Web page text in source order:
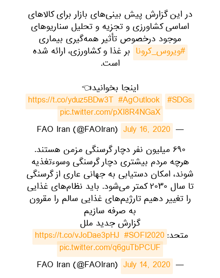
در این گزارش پیش بینی‌های بازار برای کالاهای
اساسی کشاورزی و تجزیه و تحلیل سناریو‌های
موجود درخصوص تأثیر همه‌گیری بیماری
#ویروس_کرونا بر غذا و کشاورزی، ارائه شده
است.
اینجا بخوانید👈
https://t.co/yduz5BDw3T #AgOutlook #SDGs
pic.twitter.com/pXI8R4NGaX
— FAO Iran (@FAOIran)
July 16, 2020
۶۹۰ میلیون نفر دچار گرسنگی مزمن هستند.
هرچه مردم بیشتری دچار گرسنگی وسوءتغذیه
شوند، امکان دستیابی به جهانی عاری از گرسنگی
تا سال ۲۰۳۰ کمتر می‌شود. باید نظام‌های غذایی
را تغییر دهیم تا‌رژیم‌های غذایی سالم را مقرون
به صرفه سازیم
گزارش جدید ملل
متحد: https://t.co/vJoDae3pHJ #SOFI2020
pic.twitter.com/q6guTbPCUF
— FAO Iran (@FAOIran)
July 14, 2020